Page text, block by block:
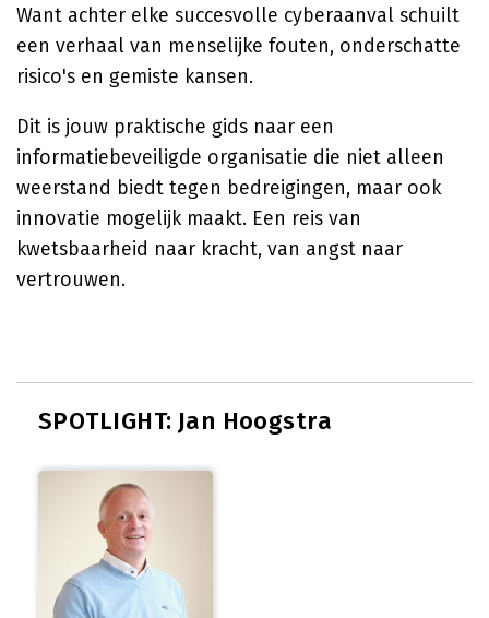
Want achter elke succesvolle cyberaanval schuilt
een verhaal van menselijke fouten, onderschatte
risico's en gemiste kansen.
Dit is jouw praktische gids naar een
informatiebeveiligde organisatie die niet alleen
weerstand biedt tegen bedreigingen, maar ook
innovatie mogelijk maakt. Een reis van
kwetsbaarheid naar kracht, van angst naar
vertrouwen.
SPOTLIGHT: Jan Hoogstra